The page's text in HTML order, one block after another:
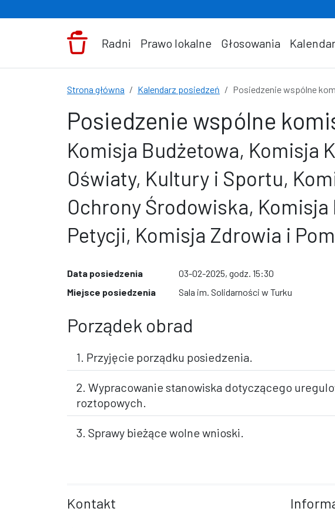
Radni Prawo lokalne Głosowania
Strona główna Kalendarz posiedzeń Posiedzenie wspólne
Posiedzenie wspólne
Komisja Budżetowa, Komisja
Oświaty, Kultury i Sportu,
Ochrony Środowiska,
Petycji, Komisja Zdrowia i
Data posiedzenia
03-02-2025, godz. 15:30
Miejsce posiedzenia
Sala im. Solidarności w Turku
Porządek obrad
1. Przyjęcie porządku posiedzenia.
2. Wypracowanie stanowiska dotyczącego
roztopowych.
3. Sprawy bieżące wolne wnioski.
Kontakt